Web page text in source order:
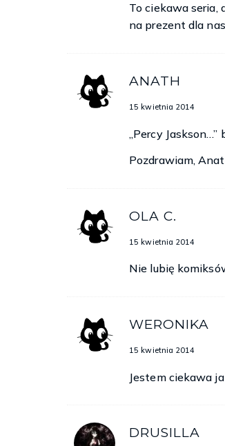
To ciekawa seria,
na prezent dla
ANATH
15 kwietnia 2014
„Percy
Pozdrawiam,
OLA C.
15 kwietnia 2014
Nie lubię
WERONIKA
15 kwietnia 2014
Jestem ciekawa
DRUSILLA